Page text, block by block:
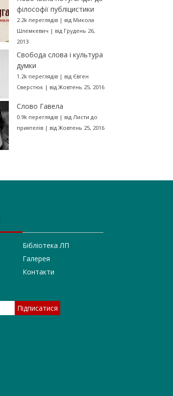
філософії публіцистики
2.2k переглядів| від Микола
Шлемкевич | від Грудень 26,
2013
Свобода слова і культура
думки
1.2k переглядів| від Євген
Сверстюк| від Жовтень 25, 2016
Слово Гавела
0.9k переглядів| від Листи до
приятелів| від Жовтень 25, 2016
Бібліотека ЛП
Галерея
Контакти